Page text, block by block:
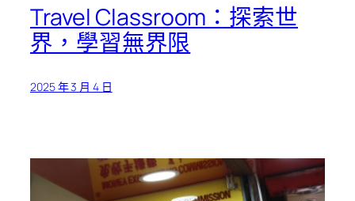
Travel Classroom：探索世
界，學習無界限
2025 年 3 月 4 日